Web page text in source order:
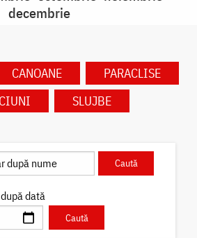
decembrie
CANOANE
PARACLISE
SLUJBE
dată